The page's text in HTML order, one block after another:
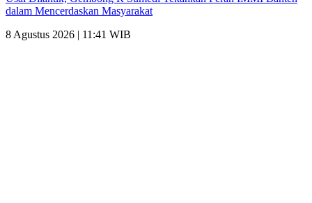
dalam Mencerdaskan Masyarakat
8 Agustus 2026 | 11:41 WIB